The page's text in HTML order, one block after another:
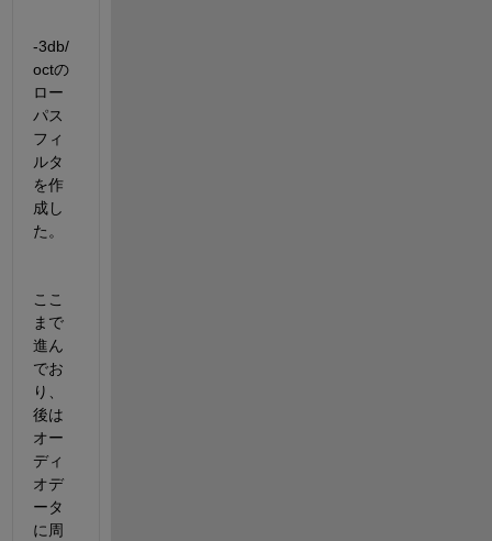
-3db/
octの
ロー
パス
フィ
ルタ
を作
成し
た。
ここ
まで
進ん
でお
り、
後は
オー
ディ
オデ
ータ
に周